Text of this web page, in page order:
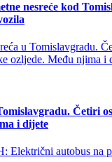
nesreće kod
Četiri
i dijete